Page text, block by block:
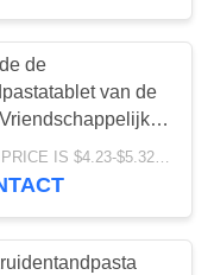
18
de
van de
Te kauwen
de